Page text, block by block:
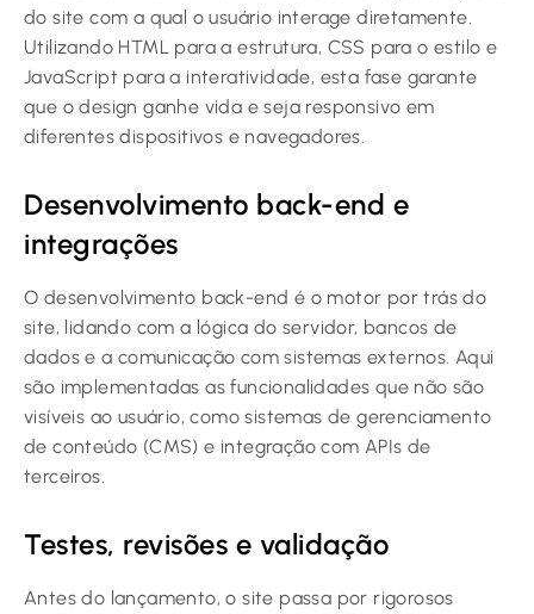
do site com a qual o usuário interage diretamente.
Utilizando HTML para a estrutura, CSS para o estilo e
JavaScript para a interatividade, esta fase garante
que o design ganhe vida e seja responsivo em
diferentes dispositivos e navegadores.
Desenvolvimento back-end e
integrações
O desenvolvimento back-end é o motor por trás do
site, lidando com a lógica do servidor, bancos de
dados e a comunicação com sistemas externos. Aqui
são implementadas as funcionalidades que não são
visíveis ao usuário, como sistemas de gerenciamento
de conteúdo (CMS) e integração com APIs de
terceiros.
Testes, revisões e validação
Antes do lançamento, o site passa por rigorosos